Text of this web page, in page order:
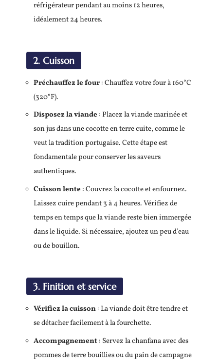
réfrigérateur pendant au moins 12 heures,
idéalement 24 heures.
2. Cuisson
Préchauffez le four: Chauffez votre four à 160°C
(320°F).
Disposez la viande : Placez la viande marinée et
son jus dans une cocotte en terre cuite, comme le
veut la tradition portugaise. Cette étape est
fondamentale pour conserver les saveurs
authentiques.
Cuisson lente : Couvrez la cocotte et enfournez.
Laissez cuire pendant 3 à 4 heures. Vérifiez de
temps en temps que la viande reste bien immergée
dans le liquide. Si nécessaire, ajoutez un peu d’eau
ou de bouillon.
3. Finition et service
Vérifiez la cuisson: La viande doit être tendre et
se détacher facilement à la fourchette.
Accompagnement: Servez la chanfana avec des
pommes de terre bouillies ou du pain de campagne